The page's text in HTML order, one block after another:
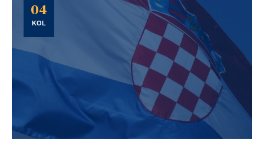
04
KOL